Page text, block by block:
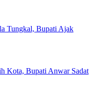
Tungkal, Bupati Ajak
Kota, Bupati Anwar Sadat